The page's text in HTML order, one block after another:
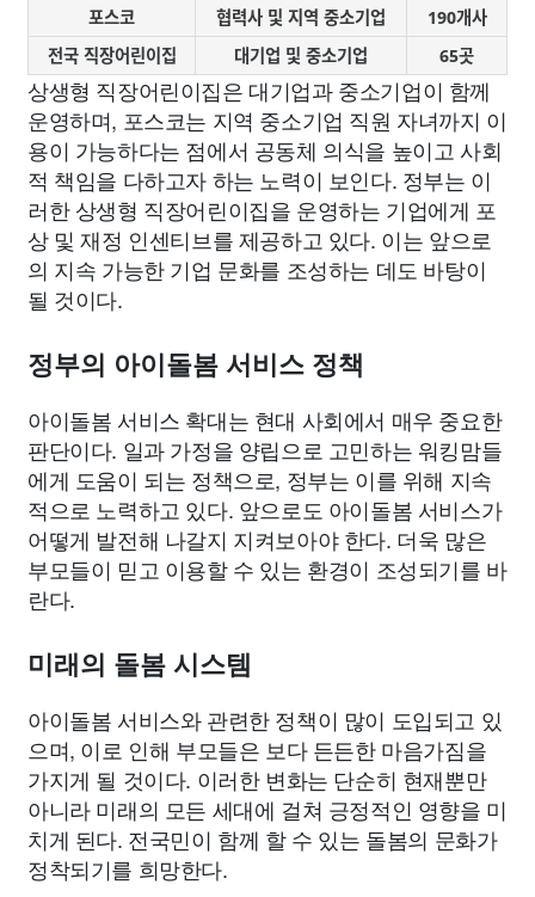
포스코 협력사 및 지역 중소기업
190개사
전국 직장어린이집
대기업 및 중소기업 65곳
상생형 직장어린이집은 대기업과 중소기업이 함께
운영하며, 포스코는 지역 중소기업 직원 자녀까지 이
용이 가능하다는 점에서 공동체 의식을 높이고 사회
적 책임을 다하고자 하는 노력이 보인다. 정부는 이
러한 상생형 직장어린이집을 운영하는 기업에게 포
상 및 재정 인센티브를 제공하고 있다. 이는 앞으로
의 지속 가능한 기업 문화를 조성하는 데도 바탕이
될 것이다.
정부의 아이돌봄 서비스 정책
아이돌봄 서비스 확대는 현대 사회에서 매우 중요한
판단이다. 일과 가정을 양립으로 고민하는 워킹맘들
에게 도움이 되는 정책으로, 정부는 이를 위해 지속
적으로 노력하고 있다. 앞으로도 아이돌봄 서비스가
어떻게 발전해 나갈지 지켜보아야 한다. 더욱 많은
부모들이 믿고 이용할 수 있는 환경이 조성되기를 바
란다.
미래의 돌봄 시스템
아이돌봄 서비스와 관련한 정책이 많이 도입되고 있
으며, 이로 인해 부모들은 보다 든든한 마음가짐을
가지게 될 것이다. 이러한 변화는 단순히 현재뿐만
아니라 미래의 모든 세대에 걸쳐 긍정적인 영향을 미
치게 된다. 전국민이 함께 할 수 있는 돌봄의 문화가
정착되기를 희망한다.